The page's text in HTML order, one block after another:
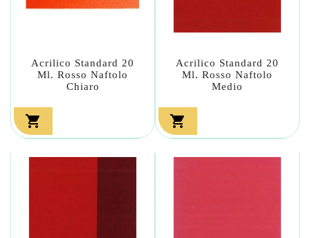
Acrilico Standard 20
Ml. Rosso Naftolo
Chiaro

Acrilico Standard 20
Ml. Rosso Naftolo
Medio
